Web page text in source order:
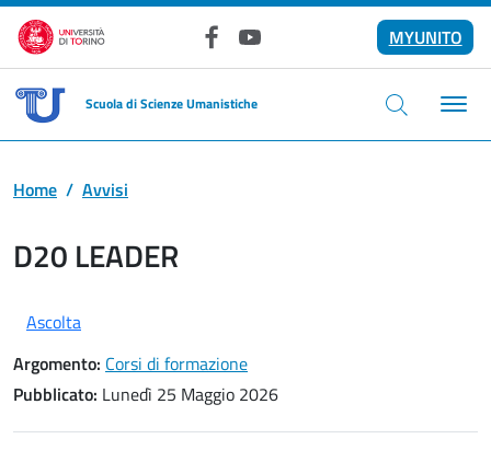
Salta al contenuto principale
FacebookYouTube
MYUNITO
Scuola di Scienze Umanistiche
Home Avvisi
D20 LEADER
Ascolta
Argomento: Corsi di formazione
Pubblicato: Lunedì 25 Maggio 2026